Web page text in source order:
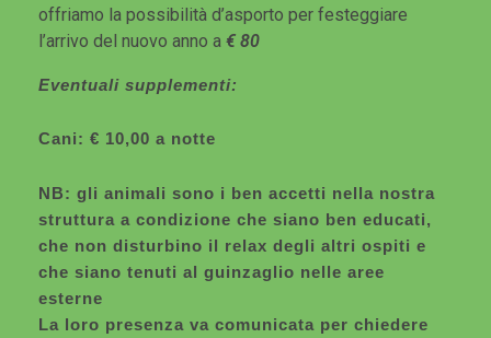
offriamo la possibilità d’asporto per festeggiare
l’arrivo del nuovo anno a € 80
Eventuali supplementi:
Cani: € 10,00 a notte
NB: gli animali sono i ben accetti nella nostra
struttura a condizione che siano ben educati,
che non disturbino il relax degli altri ospiti e
che siano tenuti al guinzaglio nelle aree
esterne
La loro presenza va comunicata per chiedere